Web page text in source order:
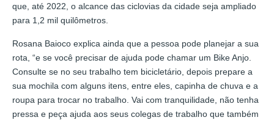
que, até 2022, o alcance das ciclovias da cidade seja ampliado
para 1,2 mil quilômetros.
Rosana Baioco explica ainda que a pessoa pode planejar a sua
rota, “e se você precisar de ajuda pode chamar um Bike Anjo.
Consulte se no seu trabalho tem bicicletário, depois prepare a
sua mochila com alguns itens, entre eles, capinha de chuva e a
roupa para trocar no trabalho. Vai com tranquilidade, não tenha
pressa e peça ajuda aos seus colegas de trabalho que também